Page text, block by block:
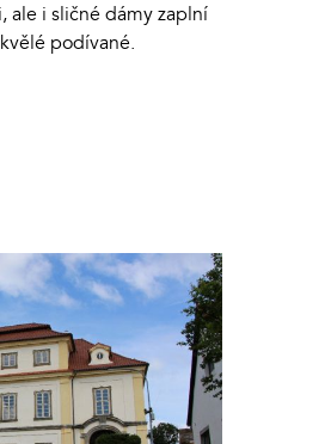
ale i sličné dámy zaplní
podívané.